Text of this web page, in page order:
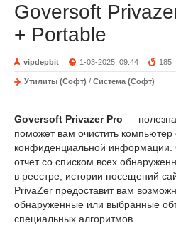
Goversoft
+ Portable
vipdepbit 1-03-2025, 09:44 185
Утилиты (Софт) / Система (Софт)
Goversoft Privazer Pro —
поможет вам очистить компьютер
конфиденциальной информации.
отчет со списком всех
в реестре, истории посещений
PrivaZer предоставит вам
обнаруженные или выбранные
специальных алгоритмов.